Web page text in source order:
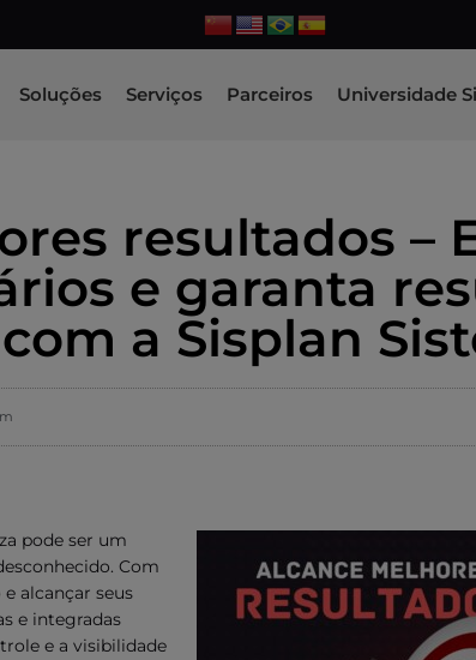
Soluções Serviços Parceiros Universidade
resultados –
e garanta
a Sisplan
pode ser um
Com
alcançar seus
e integradas
e a visibilidade